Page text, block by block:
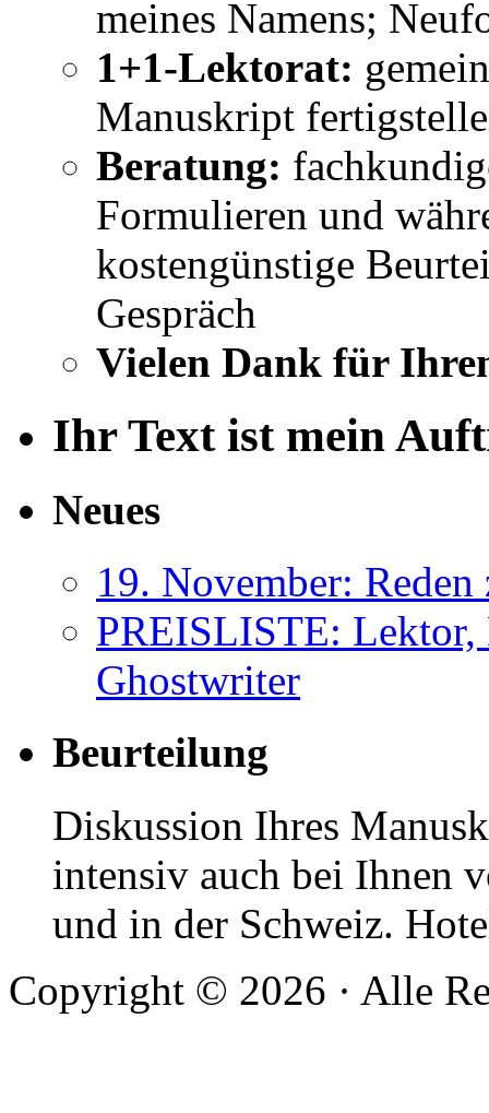
meines Namens;
1+1-Lektorat:
Manuskript
Beratung:
Formulieren und
kostengünstige
Gespräch
Vielen Dank für
Ihr Text ist mein
Neues
19. November:
PREISLISTE: Lektor,
Ghostwriter
Beurteilung
Diskussion Ihres
intensiv auch bei Ihnen
und in der Schweiz.
Copyright © 2026 · Alle